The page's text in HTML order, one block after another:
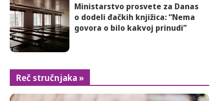
Ministarstvo prosvete za Danas
o dodeli đačkih knjižica: “Nema
govora o bilo kakvoj prinudi”
Reč stručnjaka »